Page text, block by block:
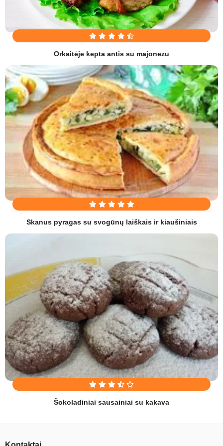
Orkaitėje kepta antis su majonezu
Skanus pyragas su svogūnų laiškais ir kiaušiniais
Šokoladiniai sausainiai su kakava